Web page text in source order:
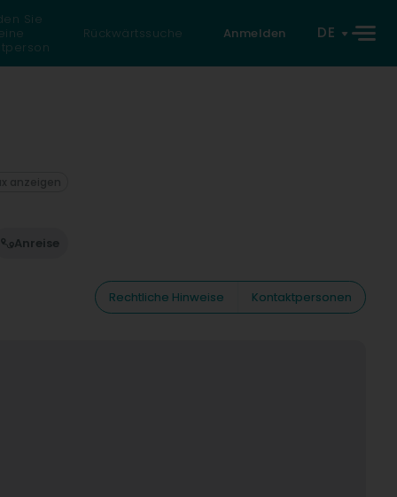
Sie
Rückwärtssuche Anmelden DE
Anreise
anzeigen
Rechtliche Hinweise
Kontaktpersonen